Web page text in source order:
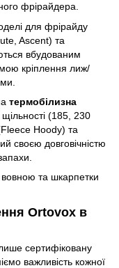
фрірайдера.
для фрірайду
Ascent) та
вбудованим
кріплення лиж/
термобілизна
(185, 230
Hoody) та
своєю довговічністю
вовною та шкарпетки
Ortovox в
сертифіковану
важливість кожної